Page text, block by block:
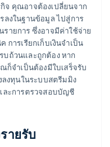
จ คุณอาจต้องเปลี่ยนจาก
ลงในฐานข้อมูล ไปสู่การ
ายการ ซึ่งอาจมีค่าใช้จ่าย
ารเรียกเก็บเงินจำเป็น
ถ้วนและถูกต้อง หาก
ก็จำเป็นต้องมีใบเสร็จรับ
ลงทุนในระบบสตรีมมิง
ะการตรวจสอบบัญชี
ายรับ